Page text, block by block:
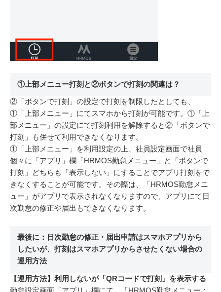
①上部メニュー打刻と②ボタンで打刻の関連は？
②「ボタンで打刻」の設定で打刻を制限したとしても、
①「上部メニュー」にてスマホから打刻が可能です。 ①「上
部メニュー」の設定にて打刻利用を解除すると②「ボタンで
打刻」も併せて利用できなくなります。
①「上部メニュー」を利用設定の上、社員設定画面で社員
個々に「アプリ」欄「HRMOS勤怠メニュー」と「ボタンで
打刻」どちらも「表示しない」にすることでアプリ打刻をで
きなくすることが可能です。その際は、「HRMOS勤怠メニ
ュー」がアプリで表示されなくなりますので、アプリにて日
次勤怠の修正や届出もできなくなります。
最後に：日次勤怠の修正・届出申請はスマホアプリから
したいが、打刻はスマホアプリからさせたくない場合の
運用方法
【運用方法】利用しないが「QRコードで打刻」を表示する
勤怠設定画面「アプリ」欄にて、「HRMOS勤怠メニュー：